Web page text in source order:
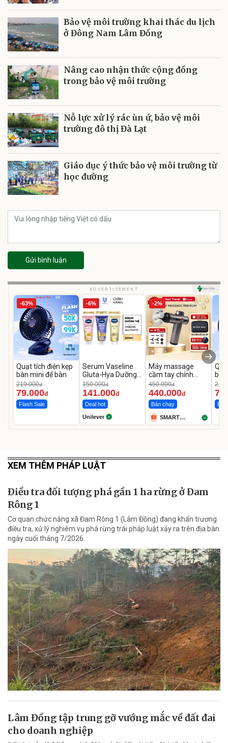
Bảo vệ môi trường khai thác du lịch
ở Đông Nam Lâm Đồng
Nâng cao nhận thức cộng đồng
trong bảo vệ môi trường
Nỗ lực xử lý rác ùn ứ, bảo vệ môi
trường đô thị Đà Lạt
Giáo dục ý thức bảo vệ môi trường từ
học đường
Gửi bình luận
ADVERTISEMENT
-63%
Quạt tích điện kẹp
bàn mini để bàn
219.000đ
79.000đ
Flash Sale
-6%
Serum Vaseline
Gluta-Hya Dưỡng
Da Sáng Mịn Sau 7
Ngày
150.000đ
141.000đ
Deal hot
Unilever
-2%
Máy massage
cầm tay chính
hãng SMART
TREND
450.000đ
440.000đ
Bán chạy
SMART
bàn
XEM THÊM PHÁP LUẬT
Điều tra đối tượng phá gần 1 ha rừng ở Đam
Rông 1
Cơ quan chức năng xã Đam Rông 1 (Lâm Đồng) đang khẩn trương
điều tra, xử lý nghiêm vụ phá rừng trái pháp luật xảy ra trên địa bàn
ngày cuối tháng 7/2026.
Lâm Đồng tập trung gỡ vướng mắc về đất đai
cho doanh nghiệp